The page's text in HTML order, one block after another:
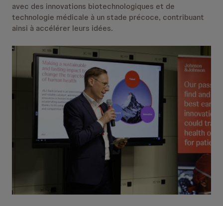
avec des innovations biotechnologiques et de
technologie médicale à un stade précoce, contribuant
ainsi à accélérer leurs idées.